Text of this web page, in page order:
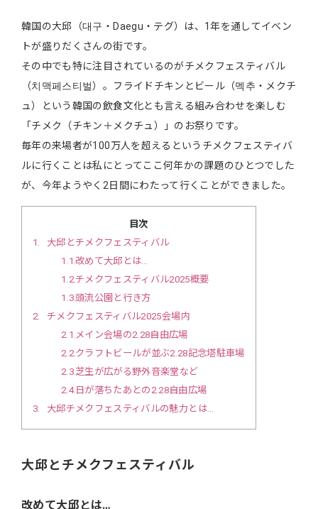
韓国の大邱（대구・Daegu・テグ）は、1年を通してイベン
トが盛りだくさんの街です。
その中でも特に注目されているのがチメクフェスティバル
（치맥페스티벌）。フライドチキンとビール（멕추・メクチ
ュ）という韓国の飲食文化とも言える組み合わせを楽しむ
「チメク（チキン＋メクチュ）」のお祭りです。
毎年の来場者が100万人を超えるというチメクフェスティバ
ルに行くことは私にとってここ何年かの課題のひとつでした
が、今年ようやく2日間にわたって行くことができました。
目次
1
大邱とチメクフェスティバル
1.1 改めて大邱とは…
1.2チメクフェスティバル2025概要
1.3頭流公園と行き方
2
チメクフェスティバル2025会場内
2.1 メイン会場の2.28自由広場
2.2クラフトビールが並ぶ2.28記念塔駐車場
2.3芝生が広がる野外音楽堂など
2.4日が落ちたあとの2.28自由広場
3
大邱チメクフェスティバルの魅力とは…
大邱とチメクフェスティバル
改めて大邱とは…